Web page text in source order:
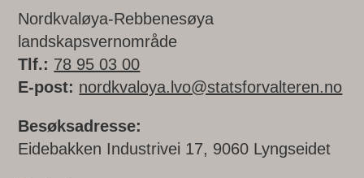
Nordkvaløya-Rebbenesøya
landskapsvernområde
Tlf.: 78 95 03 00
E-post: nordkvaloya.lvo@statsforvalteren.no
Besøksadresse:
Eidebakken Industrivei 17, 9060 Lyngseidet